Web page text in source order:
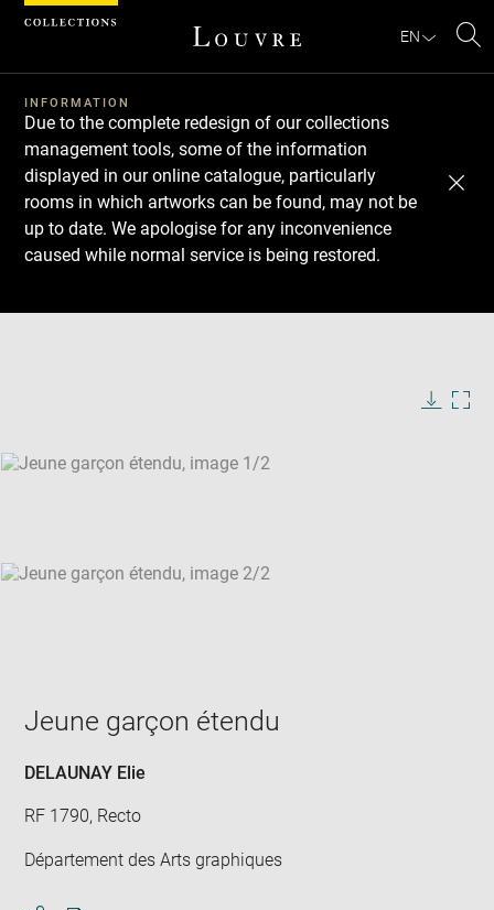
EN
INFORMATION
Due to the complete redesign of our collections
management tools, some of the information
displayed in our online catalogue, particularly
rooms in which artworks can be found, may not be
up to date. We apologise for any inconvenience
caused while normal service is being restored.
SKIP IMAGE CAROUSEL
Download
Next
Previous
Jeune garçon étendu
DELAUNAY Elie
RF 1790, Recto
Département des Arts graphiques
Cookies management panel